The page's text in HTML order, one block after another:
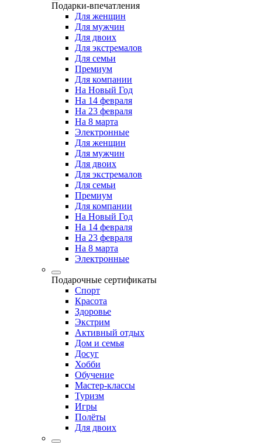
Подарки-впечатления
Для женщин
Для мужчин
Для двоих
Для экстремалов
Для семьи
Премиум
Для компании
На Новый Год
На 14 февраля
На 23 февраля
На 8 марта
Электронные
Для женщин
Для мужчин
Для двоих
Для экстремалов
Для семьи
Премиум
Для компании
На Новый Год
На 14 февраля
На 23 февраля
На 8 марта
Электронные
Подарочные сертификаты
Спорт
Красота
Здоровье
Экстрим
Активный отдых
Дом и семья
Досуг
Хобби
Обучение
Мастер-классы
Туризм
Игры
Полёты
Для двоих